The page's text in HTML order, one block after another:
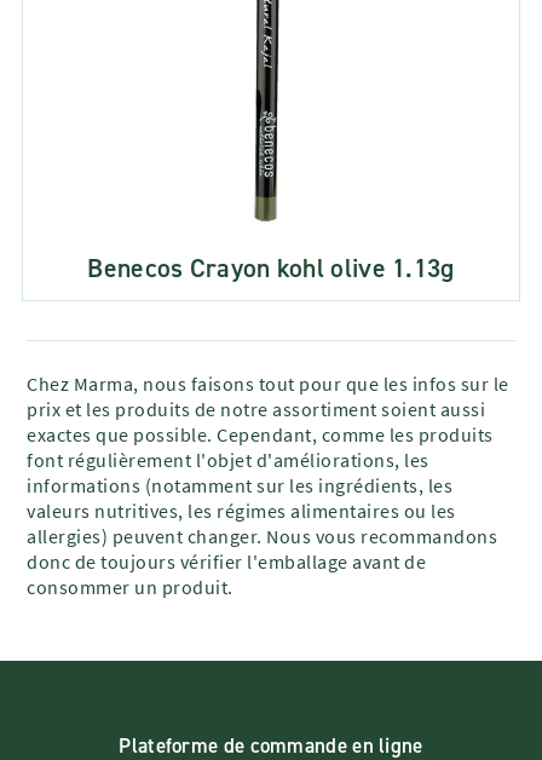
Benecos Crayon kohl olive 1.13g
Chez Marma, nous faisons tout pour que les infos sur le
prix et les produits de notre assortiment soient aussi
exactes que possible. Cependant, comme les produits
font régulièrement l'objet d'améliorations, les
informations (notamment sur les ingrédients, les
valeurs nutritives, les régimes alimentaires ou les
allergies) peuvent changer. Nous vous recommandons
donc de toujours vérifier l'emballage avant de
consommer un produit.
Plateforme de commande en ligne